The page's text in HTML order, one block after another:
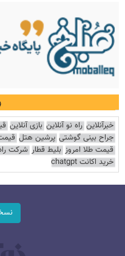
خبرآنلاین راه نو آنلاین بازی آنلاین
جراح بینی گوشتی پرشین هتل
قیمت طلا امروز بلیط قطار شرکت
خرید اکانت chatgpt